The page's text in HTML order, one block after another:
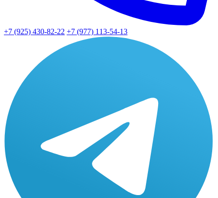
+7 (925) 430-82-22 +7 (977) 113-54-13